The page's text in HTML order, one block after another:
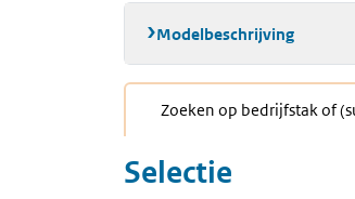
Modelbeschrijving
Zoeken op bedrijfstak of
Selectie